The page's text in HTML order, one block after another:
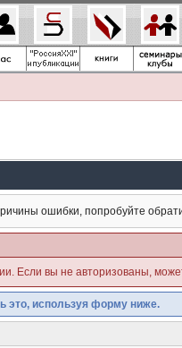
ошибки, попробуйте
Если вы не авторизованы,
это, используя форму ниже.